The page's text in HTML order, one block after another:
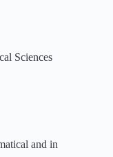
Sciences
and in